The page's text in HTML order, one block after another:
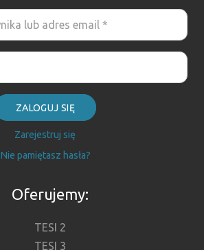
ZALOGUJ SIĘ
Zarejestruj się
Nie pamiętasz hasła?
Oferujemy:
TESI 2
TESI 3